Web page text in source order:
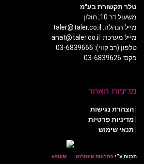
טלר תקשורת בע"מ
משעול דר 10, חולון
מייל הנהלה: taler@taler.co.il
מייל מערכת: anat@taler.co.il
טלפון (רב קווי): 03-6839666
פקס: 03-6839626
מדיניות האתר
הצהרת נגישות
מדיניות פרטיות
| תנאי שימוש
תכנות ע״י פתרונות אינטרנט